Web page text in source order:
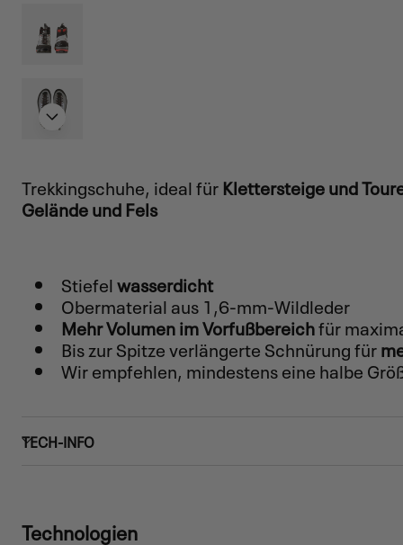
Trekkingschuhe, ideal für Klettersteige und
Gelände und Fels
Stiefelwasserdicht
Obermaterial aus 1,6-mm-Wildleder
Mehr Volumen im Vorfußbereichfür
Bis zur Spitze verlängerte Schnürung für
Wir empfehlen, mindestens eine halbe
TECH-INFO
Technologien